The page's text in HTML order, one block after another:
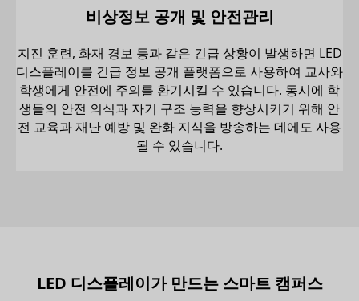
비상정보 공개 및 안전관리
지진 훈련, 화재 경보 등과 같은 긴급 상황이 발생하면 LED
디스플레이를 긴급 정보 공개 플랫폼으로 사용하여 교사와
학생에게 안전에 주의를 환기시킬 수 있습니다. 동시에 학
생들의 안전 의식과 자기 구조 능력을 향상시키기 위해 안
전 교육과 재난 예방 및 완화 지식을 방송하는 데에도 사용
될 수 있습니다.
LED 디스플레이가 만드는 스마트 캠퍼스